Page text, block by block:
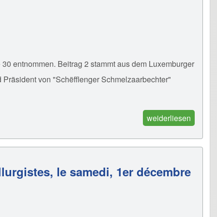
entnommen. Beitrag 2 stammt aus dem Luxemburger
von "Schëfflenger Schmelzaarbechter"
weiderliesen
le samedi, 1er décembre